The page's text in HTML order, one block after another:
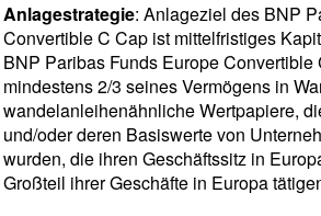
Anlagestrategie: Anlageziel des BNP
Convertible C Cap ist mittelfristiges
BNP Paribas Funds Europe Convertible
mindestens 2/3 seines Vermögens in
wandelanleihenähnliche Wertpapiere,
und/oder deren Basiswerte von
wurden, die ihren Geschäftssitz in
Großteil ihrer Geschäfte in Europa